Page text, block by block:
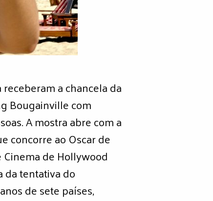
a chancela da
Bougainville com
A mostra abre com a
concorre ao Oscar de
de Hollywood
da tentativa do
de sete países,